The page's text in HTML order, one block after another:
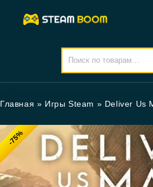
Главная » Игры Steam » Deliver Us
-75%